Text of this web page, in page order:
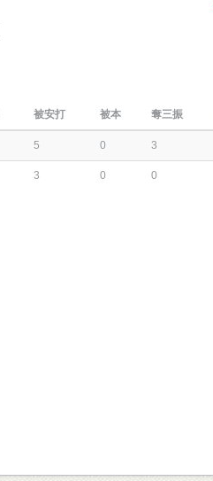
被安打 被本 奪三振
5 0 3
3 0 0